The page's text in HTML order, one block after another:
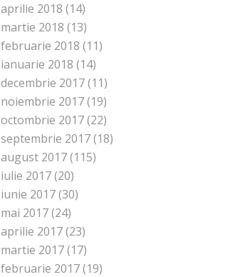
aprilie 2018 (14)
martie 2018 (13)
februarie 2018 (11)
ianuarie 2018 (14)
decembrie 2017(11)
noiembrie 2017(19)
octombrie 2017(22)
septembrie 2017(18)
august 2017(115)
iulie 2017(20)
iunie 2017(30)
mai 2017(24)
aprilie 2017(23)
martie 2017(17)
februarie 2017(19)